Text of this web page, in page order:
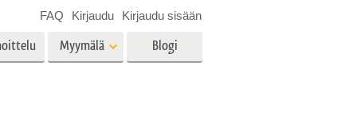
Myymälä Blogi
FAQ Kirjaudu Kirjaudu sisään